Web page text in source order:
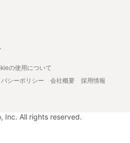
の使用について
シーポリシー 会社概要
採用情報
Inc. All rights reserved.